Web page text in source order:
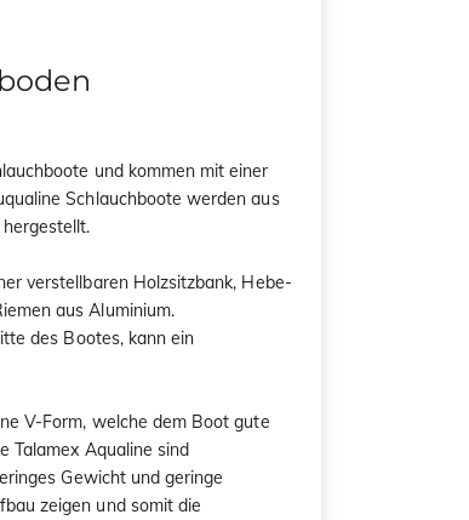
und kommen mit einer
Schlauchboote werden aus
verstellbaren Holzsitzbank, Hebe-
aus Aluminium.
des Bootes, kann ein
V-Form, welche dem Boot gute
Talamex Aqualine sind
Gewicht und geringe
zeigen und somit die